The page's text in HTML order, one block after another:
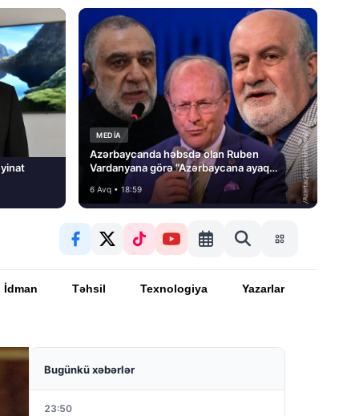
MEDİA
Azərbaycanda həbsdə olan Ruben
Vardanyana görə “Azərbaycana ayaq
basmayacağını” dedi və…
6 Avq • 18:59
İdman Təhsil Texnologiya Yazarlar
Bugünkü xəbərlər
23:50